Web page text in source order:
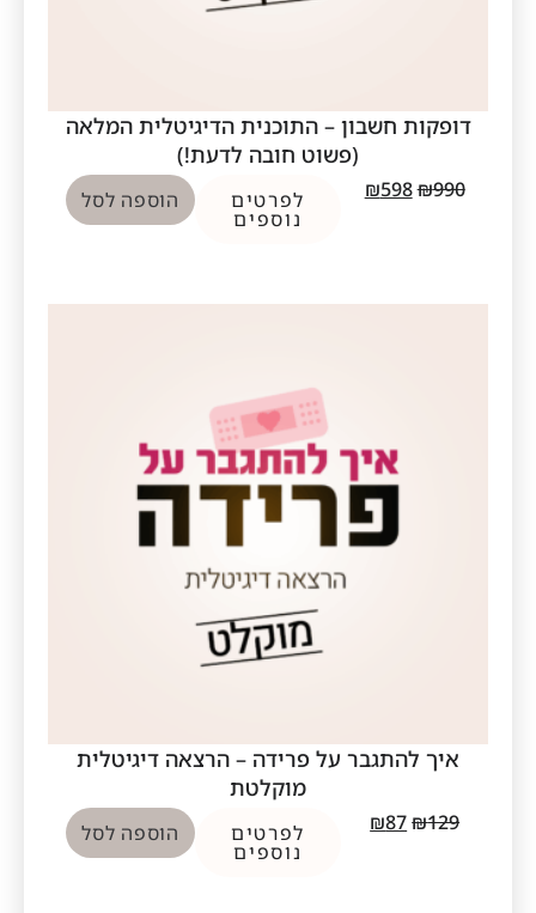
דופקות חשבון – התוכנית הדיגיטלית המלאה
(פשוט חובה לדעת!)
₪990
₪598 לפרטים
נוספים
הוספה לסל
איך להתגבר על פרידה – הרצאה דיגיטלית
מוקלטת
₪129
₪87 לפרטים
נוספים
הוספה לסל